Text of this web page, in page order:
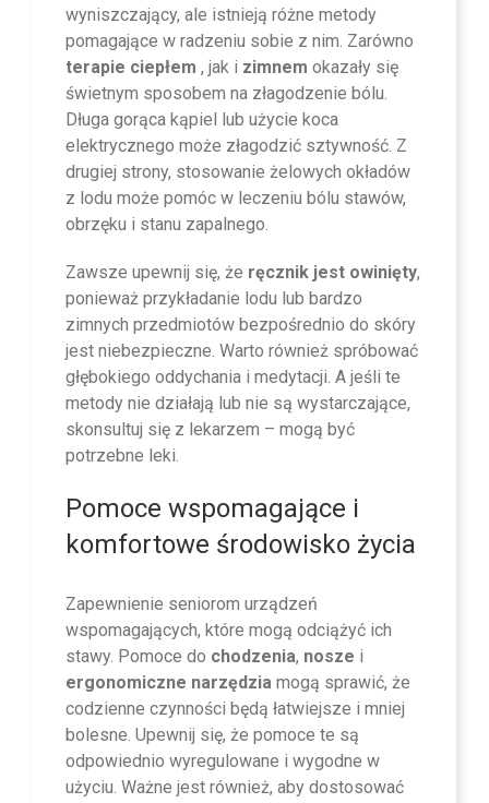
wyniszczający, ale istnieją różne metody
pomagające w radzeniu sobie z nim. Zarówno
terapie ciepłem , jak i zimnem okazały się
świetnym sposobem na złagodzenie bólu.
Długa gorąca kąpiel lub użycie koca
elektrycznego może złagodzić sztywność. Z
drugiej strony, stosowanie żelowych okładów
z lodu może pomóc w leczeniu bólu stawów,
obrzęku i stanu zapalnego.
Zawsze upewnij się, że ręcznik jest owinięty,
ponieważ przykładanie lodu lub bardzo
zimnych przedmiotów bezpośrednio do skóry
jest niebezpieczne. Warto również spróbować
głębokiego oddychania i medytacji. A jeśli te
metody nie działają lub nie są wystarczające,
skonsultuj się z lekarzem – mogą być
potrzebne leki.
Pomoce wspomagające i
komfortowe środowisko życia
Zapewnienie seniorom urządzeń
wspomagających, które mogą odciążyć ich
stawy. Pomoce do chodzenia, nosze i
ergonomiczne narzędzia mogą sprawić, że
codzienne czynności będą łatwiejsze i mniej
bolesne. Upewnij się, że pomoce te są
odpowiednio wyregulowane i wygodne w
użyciu. Ważne jest również, aby dostosować